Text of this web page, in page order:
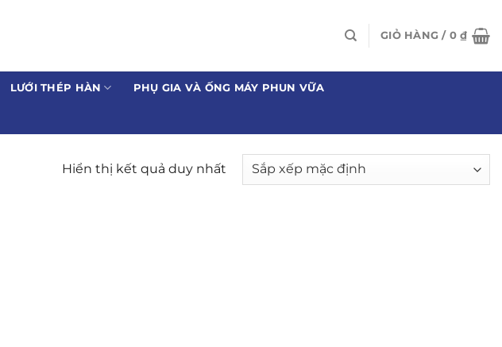
GIỎ HÀNG / 0₫
LƯỚI THÉP HÀN PHỤ GIA VÀ ỐNG MÁY PHUN VỮA
Hiển thị kết quả duy nhất